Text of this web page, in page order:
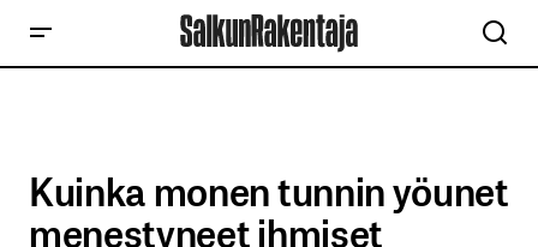
Kuinka monen tunnin yöunet
menestyneet ihmiset